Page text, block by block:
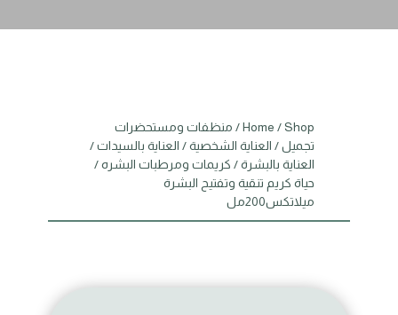
Home /Shop
/ منظفات ومستحضرات
تجميل/ العناية الشخصية/ العناية بالسيدات/
العناية بالبشرة/ كريمات ومرطبات البشره/
حياة كريم تنقية وتفتيح البشرة
ميلاتكس200مل